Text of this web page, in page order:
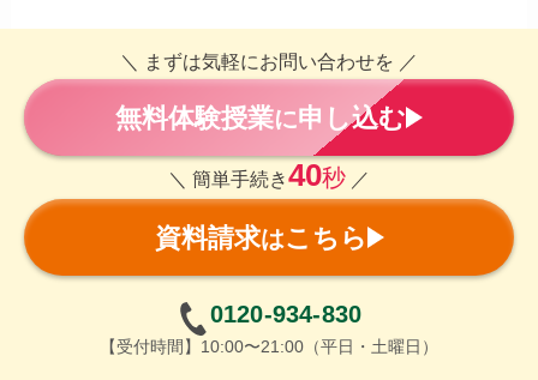
＼ まずは気軽にお問い合わせを ／
無料体験授業に申し込む
＼ 簡単手続き40秒 ／
資料請求はこちら
0120-934-830
【受付時間】10:00〜21:00（平日・土曜日）